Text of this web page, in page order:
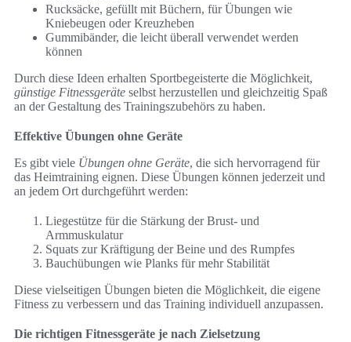
Rucksäcke, gefüllt mit Büchern, für Übungen wie
Kniebeugen oder Kreuzheben
Gummibänder, die leicht überall verwendet werden
können
Durch diese Ideen erhalten Sportbegeisterte die Möglichkeit,
günstige Fitnessgeräte selbst herzustellen und gleichzeitig Spaß
an der Gestaltung des Trainingszubehörs zu haben.
Effektive Übungen ohne Geräte
Es gibt viele Übungen ohne Geräte, die sich hervorragend für
das Heimtraining eignen. Diese Übungen können jederzeit und
an jedem Ort durchgeführt werden:
Liegestütze für die Stärkung der Brust- und
Armmuskulatur
Squats zur Kräftigung der Beine und des Rumpfes
Bauchübungen wie Planks für mehr Stabilität
Diese vielseitigen Übungen bieten die Möglichkeit, die eigene
Fitness zu verbessern und das Training individuell anzupassen.
Die richtigen Fitnessgeräte je nach Zielsetzung